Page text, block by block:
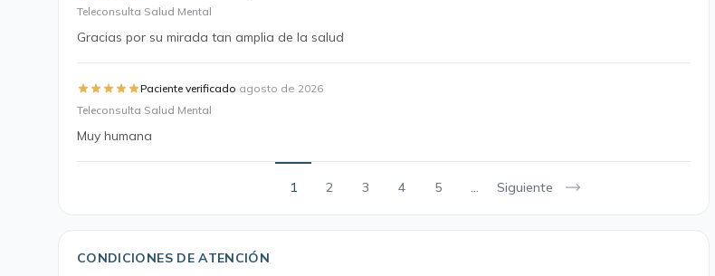
Teleconsulta Salud Mental
Gracias por su mirada tan amplia de la salud
Paciente verificado·agosto de 2026
Teleconsulta Salud Mental
Muy humana
1 2 3 4 5 ... Siguiente
CONDICIONES DE ATENCIÓN